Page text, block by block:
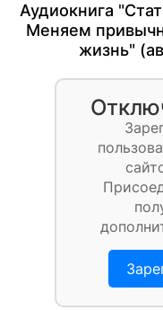
Аудиокнига
Меняем
жизнь"